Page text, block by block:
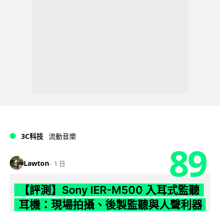
3C科技 流動音樂
Lawton 1 日 89
【評測】Sony IER-M500 入耳式監聽
耳機：現場拍攝、後製監聽與人聲利器